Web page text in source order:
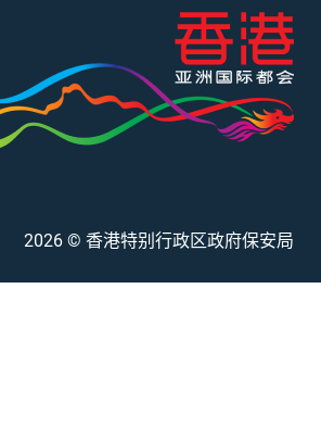
2026 © 香港特别行政区政府保安局